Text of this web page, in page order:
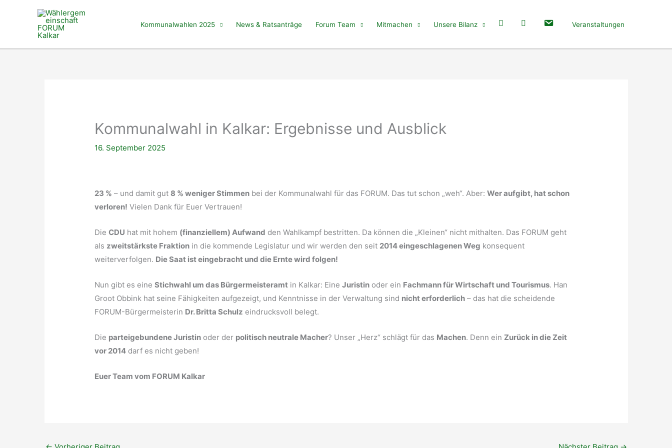
Kommunalwahlen 2025 News & Ratsanträge Forum Team Mitmachen Unsere Bilanz Veranstaltungen
Kommunalwahl in Kalkar: Ergebnisse und Ausblick
16. September 2025
23 % – und damit gut 8 % weniger Stimmenbei der Kommunalwahl für das FORUM. Das tut schon „weh“. Aber: Wer aufgibt, hat schon
verloren! Vielen Dank für Euer Vertrauen!
Die CDU hat mit hohem (finanziellem) Aufwand den Wahlkampf bestritten. Da können die „Kleinen“ nicht mithalten. Das FORUM geht
als zweitstärkste Fraktionin die kommende Legislatur und wir werden den seit 2014 eingeschlagenen Weg konsequent
weiterverfolgen. Die Saat ist eingebracht und die Ernte wird folgen!
Nun gibt es eine Stichwahl um das Bürgermeisteramtin Kalkar: Eine Juristinoder ein Fachmann für Wirtschaft und Tourismus. Han
Groot Obbink hat seine Fähigkeiten aufgezeigt, und Kenntnisse in der Verwaltung sind nicht erforderlich– das hat die scheidende
FORUM-Bürgermeisterin Dr. Britta Schulz eindrucksvoll belegt.
Die parteigebundene Juristinoder der politisch neutrale Macher? Unser „Herz“ schlägt für das Machen. Denn ein Zurück in die Zeit
vor 2014darf es nicht geben!
Euer Team vom FORUM Kalkar